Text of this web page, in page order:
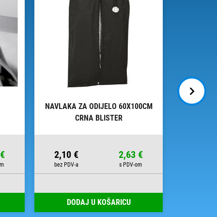
NAVLAKA ZA ODIJELO 60X100CM
CRNA BLISTER
2,10 € 2,63 €
DODAJ U KOŠARICU
PAPIR